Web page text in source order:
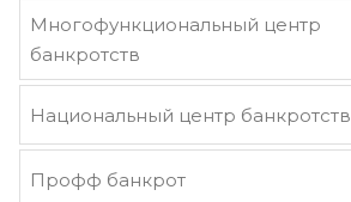
Многофункциональный центр
банкротств
Национальный центр банкротств
Профф банкрот